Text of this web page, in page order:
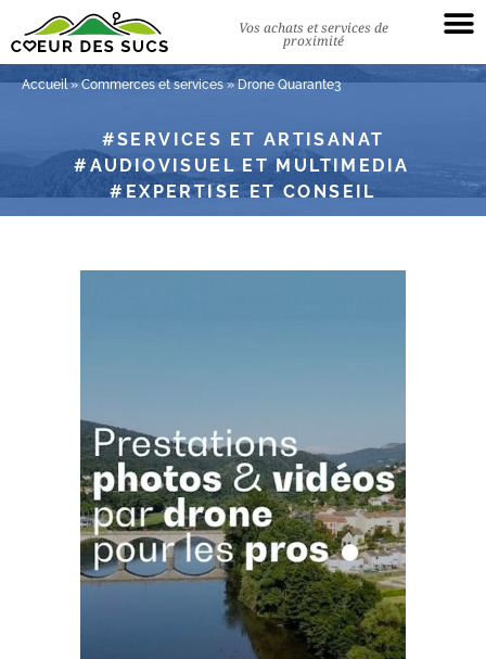
Vos achats et services de
proximité
Accueil»Commerces et services»Drone Quarante3
SERVICES ET ARTISANAT
AUDIOVISUEL ET MULTIMEDIA
EXPERTISE ET CONSEIL